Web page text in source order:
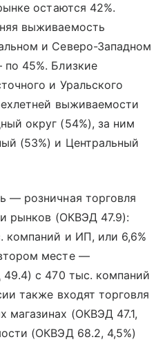
остаются 42%.
выживаемость
и Северо-Западном
45%. Близкие
и Уральского
выживаемости
округ (54%), за ним
(53%) и Центральный
— розничная торговля
и рынков (ОКВЭД 47.9):
компаний и ИП, или 6,6%
месте —
с 470 тыс. компаний
также входят торговля
магазинах (ОКВЭД 47.1,
(ОКВЭД 68.2, 4,5%)